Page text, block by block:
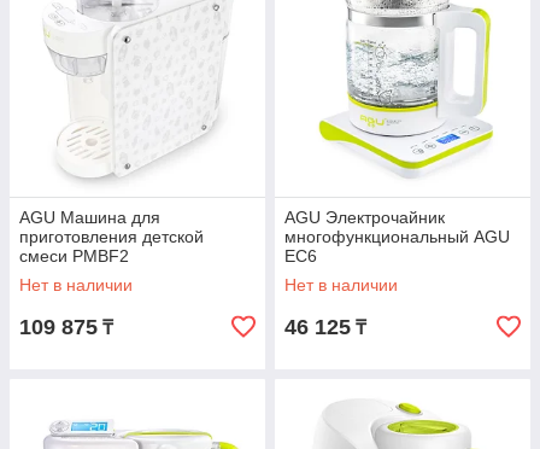
AGU Машина для
приготовления детской
смеси PMBF2
Нет в наличии
109 875 ₸
AGU Электрочайник
многофункциональный AGU
EC6
Нет в наличии
46 125 ₸